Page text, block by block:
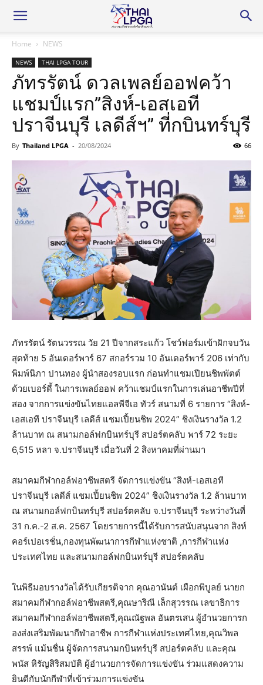
Home NEWS
NEWS THAI LPGA TOUR
ภัทรรัตน์ ดวลเพลย์ออฟคว้า
แชมป์แรก”สิงห์-เอสเอที
ปราจีนบุรี เลดีส์ฯ” ที่กบินทร์บุรี
By Thailand LPGA - 20/08/2024 66
ภัทรรัตน์ รัตนวรรณ วัย 21 ปีจากสระแก้ว โชว์ฟอร์มเข้าฝักจบวัน
สุดท้าย 5 อันเดอร์พาร์ 67 สกอร์รวม 10 อันเดอร์พาร์ 206 เท่ากับ
พิมพ์นิภา ปานทอง ผู้นำสองรอบแรก ก่อนทำแชมเปียนชิพพัตต์
ด้วยเบอร์ดี้ ในการเพลย์ออฟ คว้าแชมป์แรกในการเล่นอาชีพปีที่
สอง จากการแข่งขันไทยแอลพีจีเอ ทัวร์ สนามที่ 6 รายการ “สิงห์-
เอสเอที ปราจีนบุรี เลดีส์ แชมเปี้ยนชิพ 2024” ชิงเงินรางวัล 1.2
ล้านบาท ณ สนามกอล์ฟกบินทร์บุรี สปอร์ตคลับ พาร์ 72 ระยะ
6,515 หลา จ.ปราจีนบุรี เมื่อวันที่ 2 สิงหาคมที่ผ่านมา
สมาคมกีฬากอล์ฟอาชีพสตรี จัดการแข่งขัน “สิงห์-เอสเอที
ปราจีนบุรี เลดีส์ แชมเปี้ยนชิพ 2024” ชิงเงินรางวัล 1.2 ล้านบาท
ณ สนามกอล์ฟกบินทร์บุรี สปอร์ตคลับ จ.ปราจีนบุรี ระหว่างวันที่
31 ก.ค.-2 ส.ค. 2567 โดยรายการนี้ได้รับการสนับสนุนจาก สิงห์
คอร์เปอเรชั่น,กองทุนพัฒนาการกีฬาแห่งชาติ ,การกีฬาแห่ง
ประเทศไทย และสนามกอล์ฟกบินทร์บุรี สปอร์ตคลับ
ในพิธีมอบรางวัลได้รับเกียรติจาก คุณอานันต์ เผือกพิบูลย์ นายก
สมาคมกีฬากอล์ฟอาชีพสตรี,คุณษาริณี เล็กสุวรรณ เลขาธิการ
สมาคมกีฬากอล์ฟอาชีพสตรี,คุณณัฐพล อันตรเสน ผู้อำนวยการก
องส่งเสริมพัฒนากีฬาอาชีพ การกีฬาแห่งประเทศไทย,คุณวิพล
สรรพ์ แม้นชื่น ผู้จัดการสนามกบินทร์บุรี สปอร์ตคลับ และคุณ
พนัส หิรัญสิริสมบัติ ผู้อำนวยการจัดการแข่งขัน ร่วมแสดงความ
ยินดีกับนักกีฬาที่เข้าร่วมการแข่งขัน